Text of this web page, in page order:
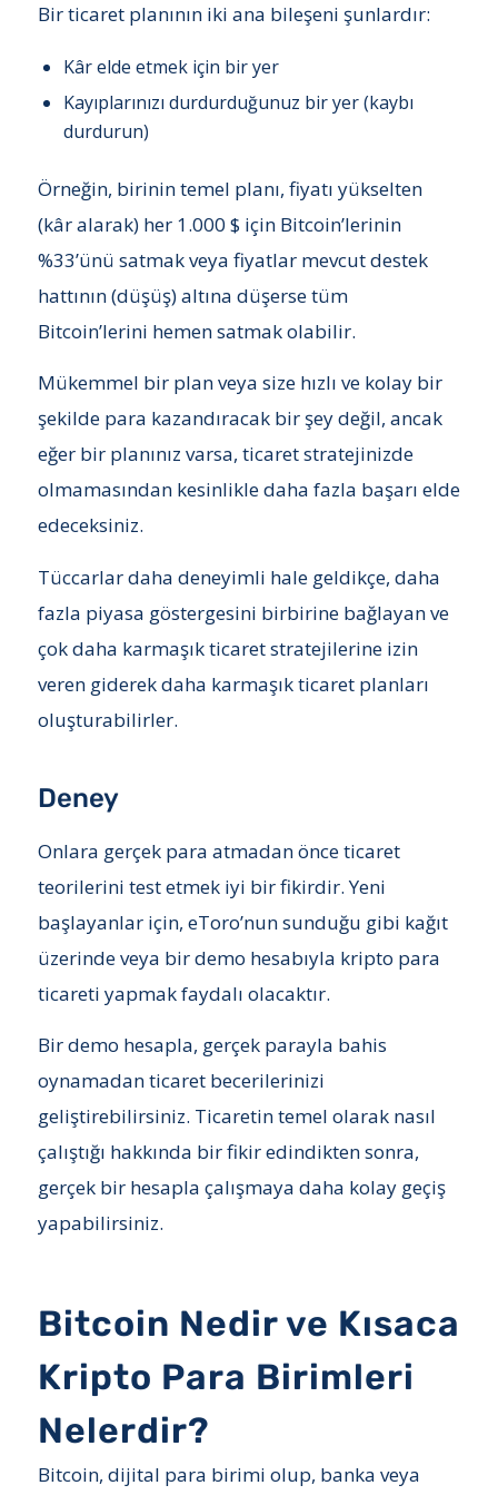
Bir ticaret planının iki ana bileşeni şunlardır:
Kâr elde etmek için bir yer
Kayıplarınızı durdurduğunuz bir yer (kaybı
durdurun)
Örneğin, birinin temel planı, fiyatı yükselten
(kâr alarak) her 1.000 $ için Bitcoin’lerinin
%33’ünü satmak veya fiyatlar mevcut destek
hattının (düşüş) altına düşerse tüm
Bitcoin’lerini hemen satmak olabilir.
Mükemmel bir plan veya size hızlı ve kolay bir
şekilde para kazandıracak bir şey değil, ancak
eğer bir planınız varsa, ticaret stratejinizde
olmamasından kesinlikle daha fazla başarı elde
edeceksiniz.
Tüccarlar daha deneyimli hale geldikçe, daha
fazla piyasa göstergesini birbirine bağlayan ve
çok daha karmaşık ticaret stratejilerine izin
veren giderek daha karmaşık ticaret planları
oluşturabilirler.
Deney
Onlara gerçek para atmadan önce ticaret
teorilerini test etmek iyi bir fikirdir. Yeni
başlayanlar için, eToro’nun sunduğu gibi kağıt
üzerinde veya bir demo hesabıyla kripto para
ticareti yapmak faydalı olacaktır.
Bir demo hesapla, gerçek parayla bahis
oynamadan ticaret becerilerinizi
geliştirebilirsiniz. Ticaretin temel olarak nasıl
çalıştığı hakkında bir fikir edindikten sonra,
gerçek bir hesapla çalışmaya daha kolay geçiş
yapabilirsiniz.
Bitcoin Nedir ve Kısaca
Kripto Para Birimleri
Nelerdir?
Bitcoin, dijital para birimi olup, banka veya